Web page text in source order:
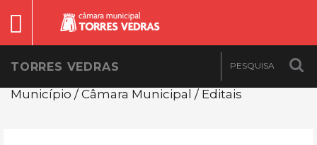
TORRES VEDRAS
Município / Câmara Municipal / Editais